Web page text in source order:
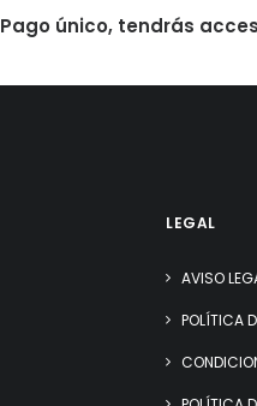
Pago único, tendrás
LEGAL
AVISO
POLÍTICA